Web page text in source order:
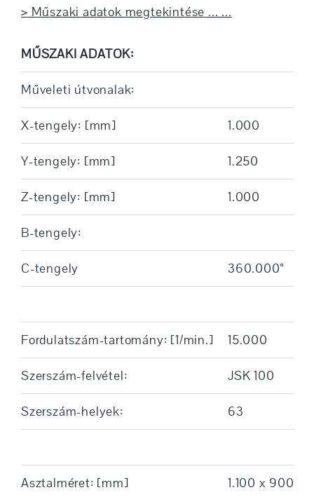
> Műszaki adatok megtekintése ... ...
MŰSZAKI ADATOK:
Műveleti útvonalak:
X-tengely: [mm] 1.000
Y-tengely: [mm] 1.250
Z-tengely: [mm] 1.000
B-tengely:
C-tengely 360.000°
Fordulatszám-tartomány: [1/min.] 15.000
Szerszám-felvétel: JSK 100
Szerszám-helyek: 63
Asztalméret: [mm] 1.100 x 900